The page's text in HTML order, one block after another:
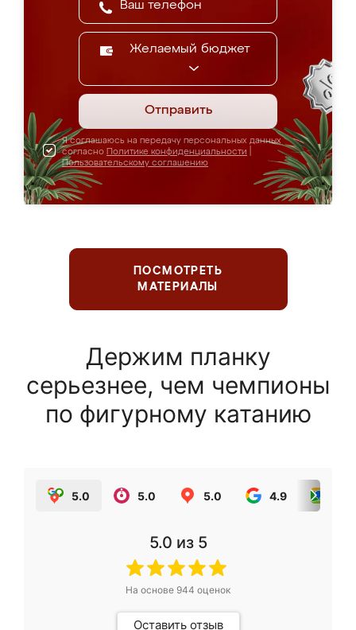
Желаемый бюджет
Отправить
Я соглашаюсь на передачу персональных данных
согласно Политике конфиденциальности
Пользовательскому соглашению
ПОСМОТРЕТЬ
МАТЕРИАЛЫ
Держим планку
серьезнее, чем чемпионы
по фигурному катанию
5.0 5.0 5.0 4.9
5.0 из 5
На основе 944 оценок
Оставить отзыв